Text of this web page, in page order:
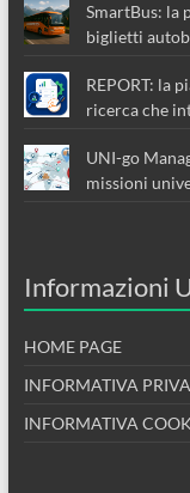
SmartBus: la
biglietti
REPORT: la
ricerca che
UNI-go
missioni
Informazioni
HOME PAGE
INFORMATIVA
INFORMATIVA